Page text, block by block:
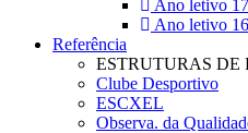
Ano letivo
Ano letivo
Referência
ESTRUTURAS DE
Clube Desportivo
ESCXEL
Observa. da